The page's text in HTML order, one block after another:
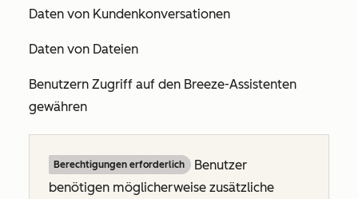
Daten von Kundenkonversationen
Daten von Dateien
Benutzern Zugriff auf den Breeze-Assistenten
gewähren
Berechtigungen erforderlich
Benutzer
benötigen möglicherweise zusätzliche